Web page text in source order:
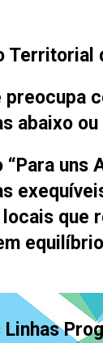
Territorial
preocupa
abaixo
“Para uns
que
Linhas